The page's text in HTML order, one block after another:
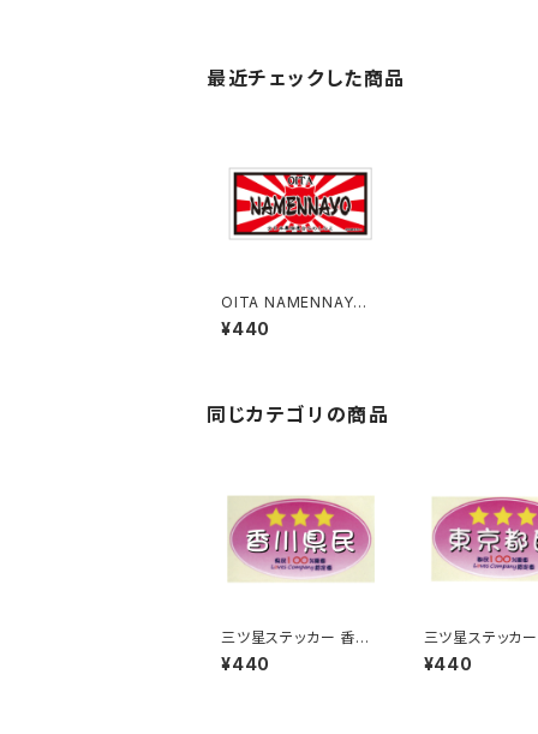
最近チェックした商品
OITA NAMENNAYO
（なめねこ）ご当地ステ
ッカー B-6
¥440
同じカテゴリの商品
三ツ星ステッカー 香川
県民(ピンク)
¥440
三ツ星ステッカ
都民(ピンク)
¥440